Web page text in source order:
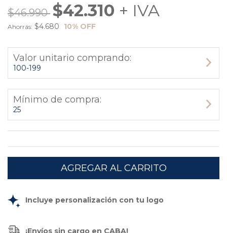
$46.990 $42.310
Ahorrás: $4.680 10% OFF
Valor unitario comprando:
100-199
Mínimo de compra:
25
Incluye personalización con tu logo
¡Envíos sin cargo en CABA!